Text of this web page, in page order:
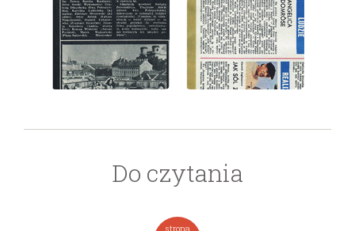
wydanie: 20/1975 wydanie: 20/1975
Do czytania
strona